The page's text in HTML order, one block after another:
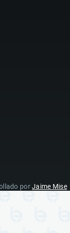
porJaime Mise